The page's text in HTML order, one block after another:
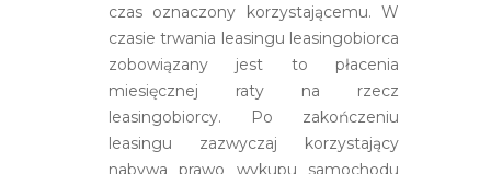
czas oznaczony korzystającemu. W
czasie trwania leasingu leasingobiorca
zobowiązany jest to płacenia
miesięcznej raty na rzecz
leasingobiorcy. Po zakończeniu
leasingu zazwyczaj korzystający
nabywa prawo wykupu samochodu